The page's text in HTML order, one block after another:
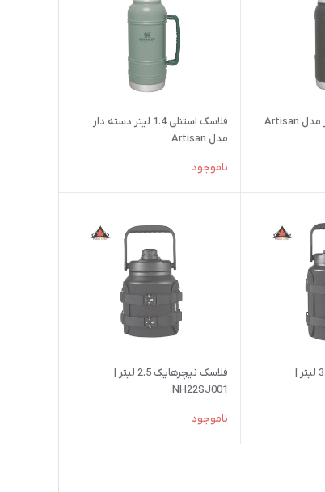
فلاسک استنلی 1.4 لیتر دسته دار
مدل Artisan
ناموجود
فلاسک نیچرهایک 3.8 لیتر |
فلاسک نیچرهایک 2.5 لیتر |
NH22SJ001
ناموجود